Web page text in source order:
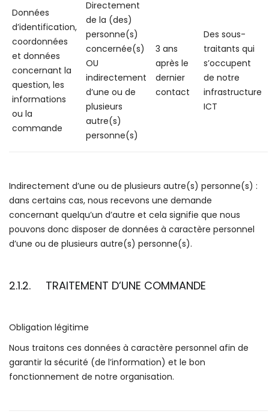
Données
d’identification,
coordonnées
et données
concernant la
question, les
informations
ou la
commande
Directement
de la (des)
personne(s)
concernée(s)
OU
indirectement
d’une ou de
plusieurs
autre(s)
personne(s)
3 ans
après le
dernier
contact
Des sous-
traitants qui
s’occupent
de notre
infrastructure
ICT
Indirectement d’une ou de plusieurs autre(s) personne(s) :
dans certains cas, nous recevons une demande
concernant quelqu’un d’autre et cela signifie que nous
pouvons donc disposer de données à caractère personnel
d’une ou de plusieurs autre(s) personne(s).
2.1.2. TRAITEMENT D’UNE COMMANDE
Obligation légitime
Nous traitons ces données à caractère personnel afin de
garantir la sécurité (de l’information) et le bon
fonctionnement de notre organisation.